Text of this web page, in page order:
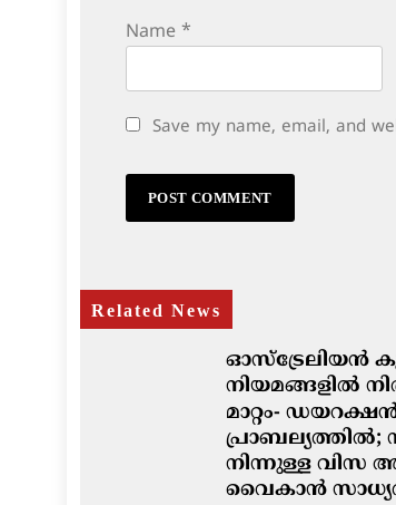
Name *
Save my name, email, and
Related News
ഓസ്‌ട്രേലിയൻ
നിയമങ്ങളിൽ
മാറ്റം- ഡയറക്ഷൻ
പ്രാബല്യത്തിൽ;
നിന്നുള്ള വിസ
വൈകാൻ